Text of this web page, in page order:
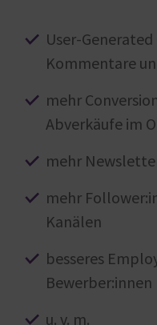
User-
Kommentare
mehr
Abverkäufe im
mehr
mehr
Kanälen
besseres
Bewerber:innen
u. v. m.